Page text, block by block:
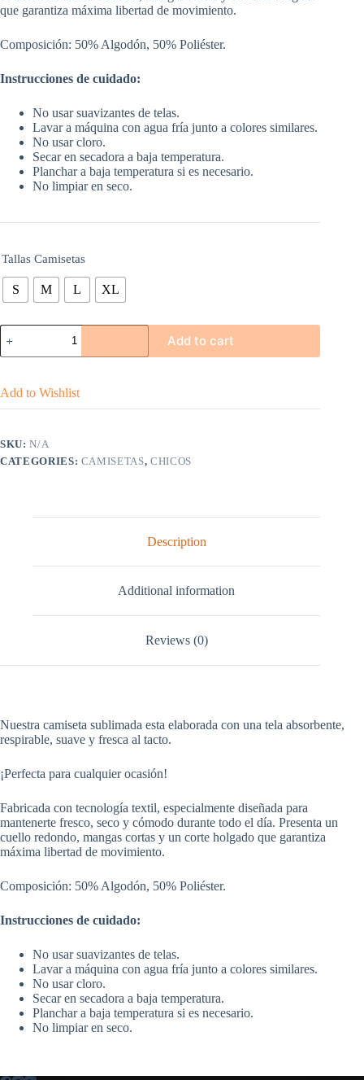
que garantiza máxima libertad de movimiento.
Composición: 50% Algodón, 50% Poliéster.
Instrucciones de cuidado:
No usar suavizantes de telas.
Lavar a máquina con agua fría junto a colores similares.
No usar cloro.
Secar en secadora a baja temperatura.
Planchar a baja temperatura si es necesario.
No limpiar en seco.
Tallas Camisetas
S M L XL
CAMISETA
CON
DEGRADADO
quantity
Add to cart
Add to Wishlist
SKU:N/A
CATEGORIES: CAMISETAS, CHICOS
Description
Additional information
Reviews (0)
Nuestra camiseta sublimada esta elaborada con una tela absorbente,
respirable, suave y fresca al tacto.
¡Perfecta para cualquier ocasión!
Fabricada con tecnología textil, especialmente diseñada para
mantenerte fresco, seco y cómodo durante todo el día. Presenta un
cuello redondo, mangas cortas y un corte holgado que garantiza
máxima libertad de movimiento.
Composición: 50% Algodón, 50% Poliéster.
Instrucciones de cuidado:
No usar suavizantes de telas.
Lavar a máquina con agua fría junto a colores similares.
No usar cloro.
Secar en secadora a baja temperatura.
Planchar a baja temperatura si es necesario.
No limpiar en seco.